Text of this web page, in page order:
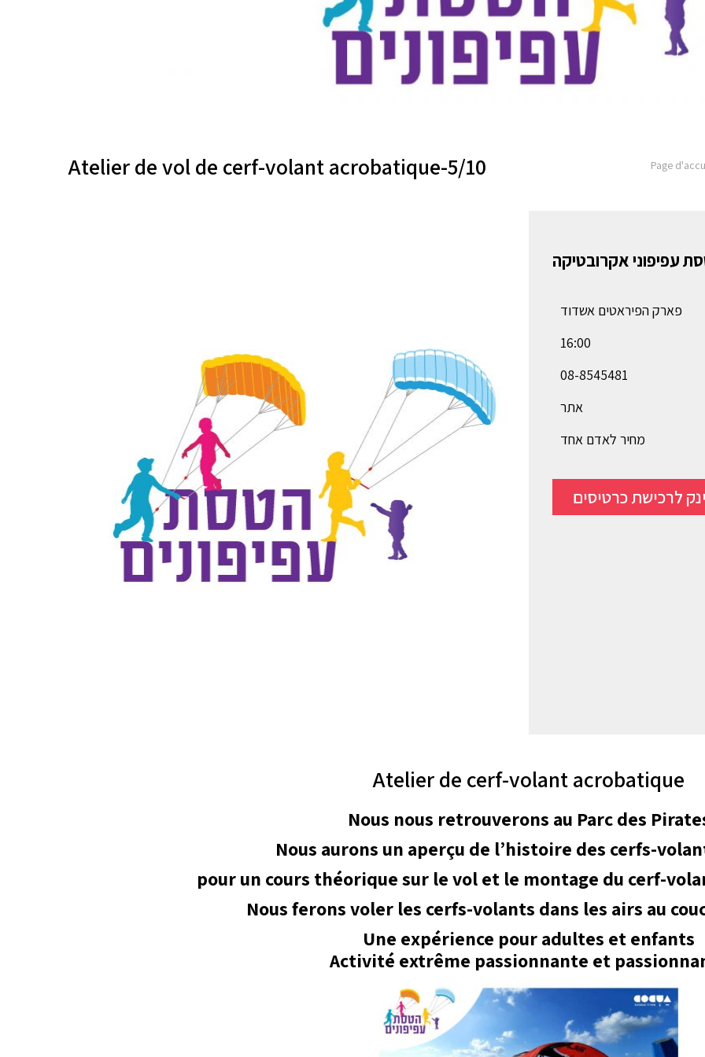
Atelier de vol de cerf-volant acrobatique-5/10 Page
עפיפוני אקרובטיקה
פארק הפיראטים אשדוד
16:00
08-8545481
אתר
מחיר לאדם אחד
לרכישת כרטיסים
Atelier de cerf-volant acrobatique
Nous nous retrouverons au Parc des
Nous aurons un aperçu de l’histoire des cerfs-
pour un cours théorique sur le vol et le montage du cerf-
Nous ferons voler les cerfs-volants dans les airs au
Une expérience pour adultes et enfants
Activité extrême passionnante et